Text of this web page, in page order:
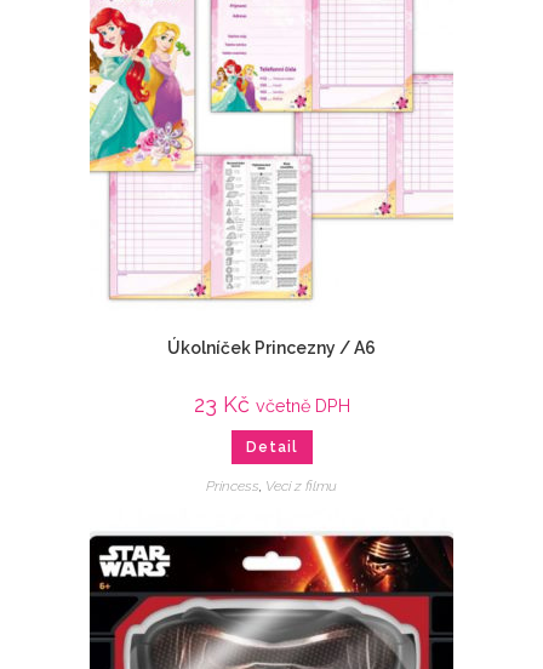
Úkolníček Princezny / A6
23 Kč včetně DPH
Detail
Princess, Veci z filmu